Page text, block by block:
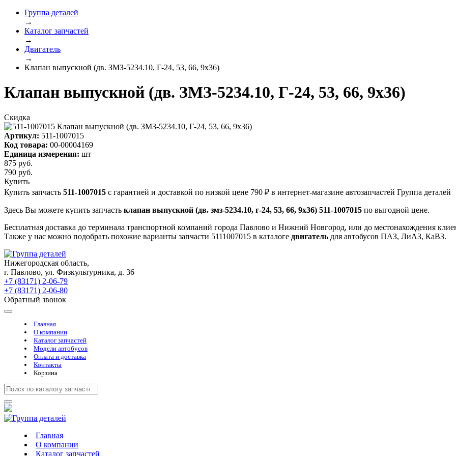
Группа деталей
→
Каталог запчастей
→
Двигатель
→
Клапан выпускной (дв. ЗМЗ-5234.10, Г-24, 53, 66, 9х36)
Клапан выпускной (дв. ЗМЗ-5234.10, Г-24, 53, 66, 9х36)
Скидка
Артикул: 511-1007015
Код товара: 00-00004169
Единица измерения: шт
875 руб.
790 руб.
Купить
Купить запчасть 511-1007015 с гарантией и доставкой по низкой цене 790 ₽ в интернет-магазине автозапчастей Группа деталей
Здесь Вы можете купить запчасть клапан выпускной (дв. змз-5234.10, г-24, 53, 66, 9х36) 511-1007015 по выгодной цене.
Бесплатная доставка до терминала транспортной компаний города Павлово и Нижний Новгород, или до местонахождения
Также у нас можно подобрать похожие варианты запчасти 5111007015 в каталоге двигатель для автобусов ПАЗ, ЛиАЗ, КаВЗ.
Нижегородская область,
г. Павлово, ул. Физкультурника, д. 36
+7 (83171) 2-06-79
+7 (83171) 2-06-80
Обратный звонок
Главная
О компании
Каталог запчастей
Модели автобусов
Оплата и доставка
Контакты
Корзина
Главная
О компании
Каталог запчастей